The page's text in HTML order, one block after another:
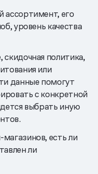
ассортимент, его
уровень качества
политика,
или
данные помогут
с конкретной
выбрать иную
есть ли
ли